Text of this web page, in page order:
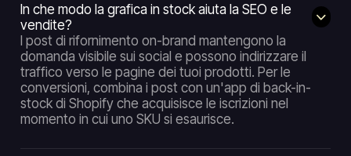
In che modo la grafica in stock aiuta la SEO e le
vendite?
I post di rifornimento on-brand mantengono la
domanda visibile sui social e possono indirizzare il
traffico verso le pagine dei tuoi prodotti. Per le
conversioni, combina i post con un'app di back-in-
stock di Shopify che acquisisce le iscrizioni nel
momento in cui uno SKU si esaurisce.